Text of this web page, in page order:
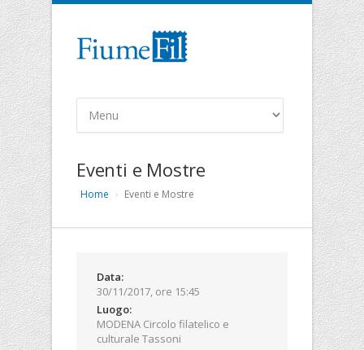
Eventi e Mostre
Home Eventi e Mostre
Data:
30/11/2017, ore 15:45
Luogo:
MODENA Circolo filatelico e
culturale Tassoni